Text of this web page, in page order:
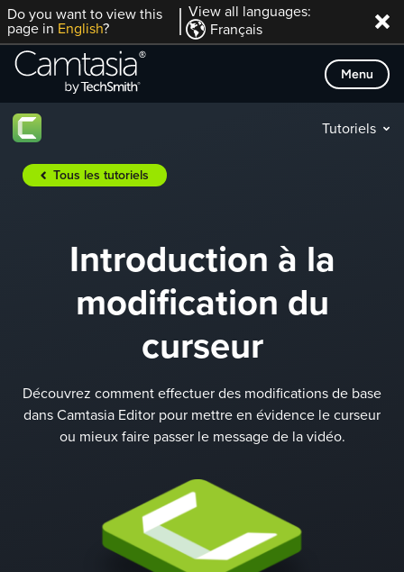
Passer
directement
contenu
Do you want to view this
page in English?
View all languages:
Français
Menu
Tutoriels
Tous les tutoriels
Introduction à la
modification du
curseur
Découvrez comment effectuer des modifications de base
dans Camtasia Editor pour mettre en évidence le curseur
ou mieux faire passer le message de la vidéo.